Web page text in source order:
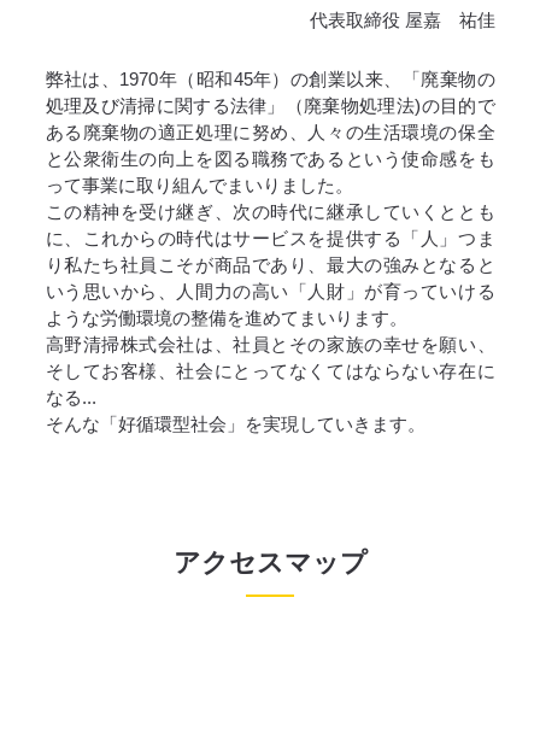
弊社は、1970年（昭和45年）の創業以来、「廃棄物の
処理及び清掃に関する法律」（廃棄物処理法)の目的で
ある廃棄物の適正処理に努め、人々の生活環境の保全
と公衆衛生の向上を図る職務であるという使命感をも
って事業に取り組んでまいりました。
この精神を受け継ぎ、次の時代に継承していくととも
に、これからの時代はサービスを提供する「人」つま
り私たち社員こそが商品であり、最大の強みとなると
いう思いから、人間力の高い「人財」が育っていける
ような労働環境の整備を進めてまいります。
高野清掃株式会社は、社員とその家族の幸せを願い、
そしてお客様、社会にとってなくてはならない存在に
なる...
そんな「好循環型社会」を実現していきます。
代表取締役 屋嘉 祐佳
アクセスマップ